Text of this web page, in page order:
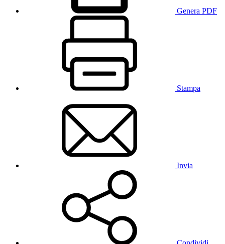
Genera PDF
Stampa
Invia